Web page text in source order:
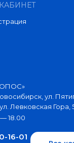
16-01
18.00
ул.
Левковская Гора,